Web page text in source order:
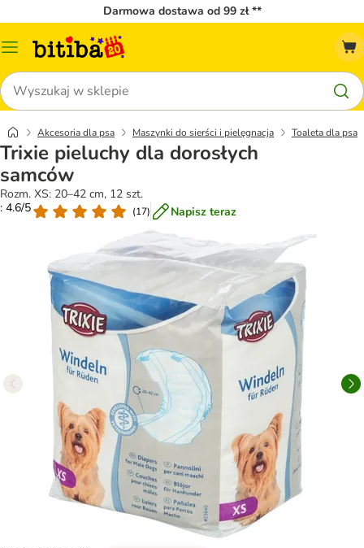
Darmowa dostawa od 99 zł **
Menu
Szukaj
Akcesoria dla psa Maszynki do sierści i pielęgnacja Toaleta dla psa
Trixie pieluchy dla dorosłych
samców
Rozm. XS: 20–42 cm, 12 szt.
: 4.6/5
(17) Napisz teraz